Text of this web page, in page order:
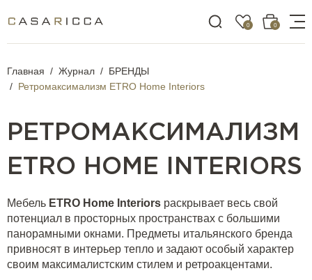
0 0
Главная Журнал
БРЕНДЫ
Ретромаксимализм ETRO Home Interiors
РЕТРОМАКСИМАЛИЗМ
ETRO HOME INTERIORS
Мебель ETRO Home Interiors раскрывает весь свой
потенциал в просторных пространствах с большими
панорамными окнами. Предметы итальянского бренда
привносят в интерьер тепло и задают особый характер
своим максималистским стилем и ретроакцентами.